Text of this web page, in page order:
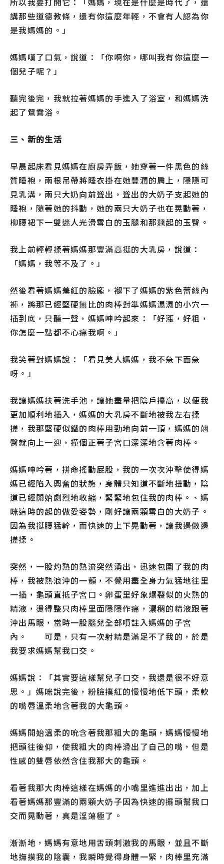
講那些道德教條，還有你這麼年輕，不會有人認為你
是我媽媽的。」
媽媽嘆了口氣，說道：「你啊你，哪叫我有你這麼一
個兒子呢？」
聽完後完，我就拉著媽媽的手進入了浴室，和媽媽洗
起了鴛鴦浴。
三、新的生活
早晨起床看見媽媽在廚房弄飯，她穿著一件黑色的絲
質睡袍，兩根吊帶將睡衣掛在她豐潤的肩上，隱隱可
見乳溝，兩只大奶向前聳出，聳出的大奶子支起她的
睡袍，隨著她的抖動，她的兩只大奶子也在晃動著，
柳腰裙下一雙迷人光滑雪白的玉腿和那翹起的玉臀。
我上前輕輕揉著媽媽那豐滿高挺的大乳房，說道：
「媽媽，我等不及了。」
然後看著媽媽羞紅的臉龐，褪下了媽媽的紫色蕾絲內
褲，將那已經堅硬無比的肉棒對準媽媽濕濕的小穴一
插到底，只聽一聲，媽媽呻吟起來：「好漲，好粗，
你怎麼一點都不心痛我啊。」
我笑著對媽媽說：「看見美人媽媽，我不急下面急
呀。」
我讓媽媽扶著洗手池，讓她盡量把陰戶擡高，以便我
更加順利地插入，媽媽的大乳房不斷地被我左右揉
搓，我那堅硬似鐵的肉棒用勁地向前一頂，媽媽的翹
臀就向上一迎，撞個正著子宮口深深地含著肉棒。
媽媽呻吟著，拼命搖動屁股，我的一次次沖擊使得媽
媽已經陷入興奮的狀態，身體只知道不斷地扭動，陰
道已經開始劇烈地收縮，緊緊地包住我的肉棒。、媽
咪這時的起的做愛姿勢，剛好讓兩顆雪白的大奶子。
因為我挺腰猛幹，而快速的上下晃動著，讓我邊做邊
搓揉。
突然，一股灼熱的熱流突然湧出，迅速包圍了我的肉
棒，我被熱浪沖的一顫，不覺用盡全身力氣猛地往里
一插，龜頭直抵子宮口。卵蛋里好象爆裂似的火熱的
精液，燙得整只肉棒里面隱隱作痛，濃稠的精液跟著
沖出馬眼，當時一股腦兒全部噴註入媽媽的子宮
內。 可是，只有一次射精是滿足不了我的，於是
我要求媽媽幫我口交。
媽媽說：「其實要這樣幫兒子口交，我還是很不好意
思。」媽咪說完後，粉臉撲紅的慢慢地低下頭，柔軟
的嘴唇溫柔地含著我的大龜頭。
媽媽開始溫柔的吮含著我那粗大的龜頭，媽媽慢慢地
把頭往後仰，使我粗大的肉棒滑出了自己的嘴，但是
性感的雙唇依然含住我那大的龜頭。
看著我那大肉棒這樣在媽媽的小嘴里進進出出，加上
看著媽媽那豐滿的兩顆大奶子因為快速的擺頭幫我口
交而晃動著，真是淫蕩極了。
漸漸地，媽媽有意地用舌頭刺激我的馬眼，並且不斷
地撫摸我的陰囊，我瞬時覺得身體一緊，肉棒里充滿